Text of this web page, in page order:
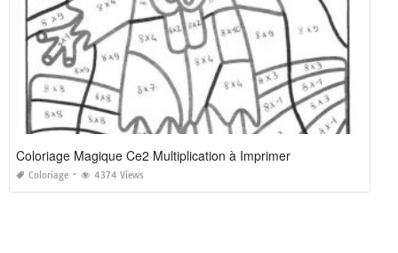
Coloriage Magique Ce2 Multiplication à Imprimer
Coloriage 4374 Views